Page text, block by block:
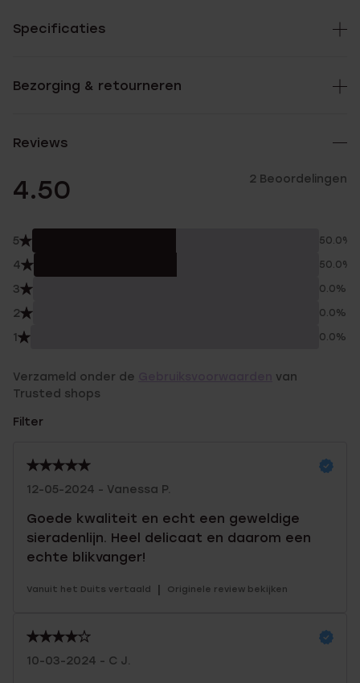
Specificaties
Bezorging & retourneren
Reviews
4.50 2 Beoordelingen
5 50.0%
4 50.0%
3 0.0%
2 0.0%
1 0.0%
Verzameld onder de
van
Trusted shops
Filter
12-05-2024 - Vanessa P.
Goede kwaliteit en echt een geweldige
sieradenlijn. Heel delicaat en daarom een
echte blikvanger!
Vanuit het Duits vertaald | Originele review bekijken
10-03-2024 - C J.